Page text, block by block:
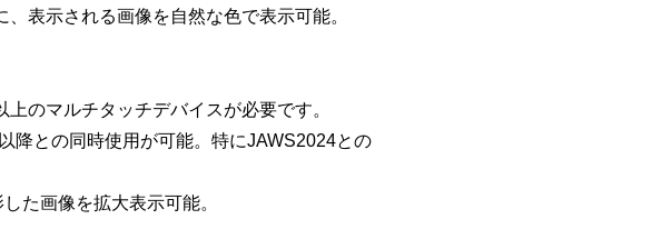
表示される画像を自然な色で表示可能。
のマルチタッチデバイスが必要です。
降との同時使用が可能。特にJAWS2024との
た画像を拡大表示可能。